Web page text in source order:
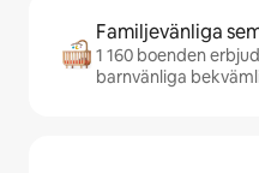
Familjevänliga
1 160 boenden
barnvänliga